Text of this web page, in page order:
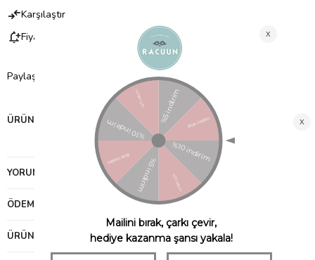
Karşılaştır
Fiyat Düşünce Haber Ver
Paylaş
ÜRÜN ÖZELLIKLERI
YORUMLAR
ÖDEME SEÇENEKLERI
ÜRÜN ÖNERILERI